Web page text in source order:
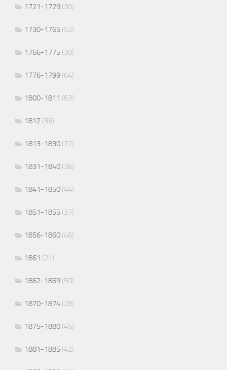
1721-1729 (30)
1730-1765 (52)
1766-1775 (30)
1776-1799 (64)
1800-1811 (63)
1812 (36)
1813-1830 (72)
1831-1840 (36)
1841-1850 (44)
1851-1855 (37)
1856-1860 (46)
1861 (21)
1862-1869 (50)
1870-1874 (28)
1875-1880 (45)
1881-1885 (42)